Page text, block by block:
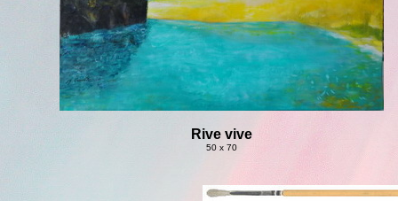
Rive vive
50 x 70